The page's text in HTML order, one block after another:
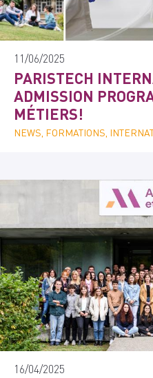
11/06/2025
PARISTECH
ADMISSION
MÉTIERS!
NEWS, FORMATIONS,
16/04/2025